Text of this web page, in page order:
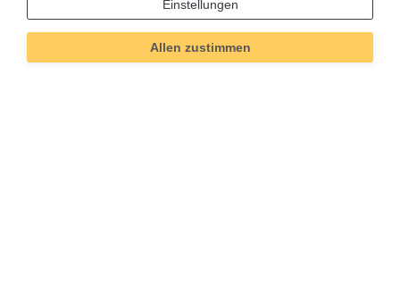
Einstellungen
Allen zustimmen